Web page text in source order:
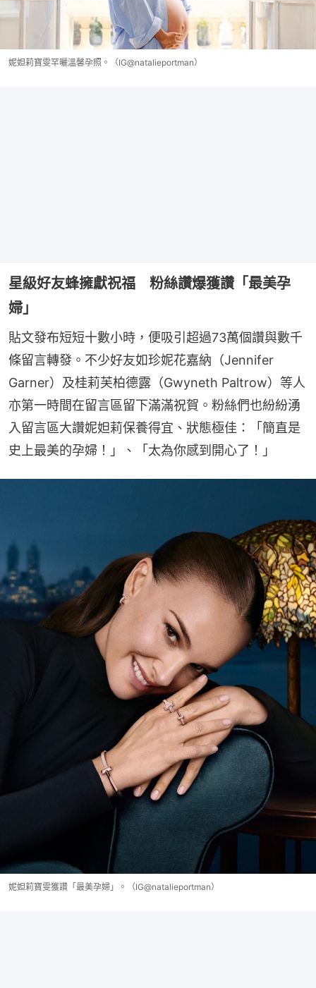
妮妲莉寶雯罕曬溫馨孕照。（IG@natalieportman）
星級好友蜂擁獻祝福 粉絲讚爆獲讚「最美孕
婦」
貼文發布短短十數小時，便吸引超過73萬個讚與數千
條留言轉發。不少好友如珍妮花嘉納（Jennifer
Garner）及桂莉芙柏德露（Gwyneth Paltrow）等人
亦第一時間在留言區留下滿滿祝賀。粉絲們也紛紛湧
入留言區大讚妮妲莉保養得宜、狀態極佳：「簡直是
史上最美的孕婦！」、「太為你感到開心了！」
妮妲莉寶雯獲讚「最美孕婦」。（IG@natalieportman）